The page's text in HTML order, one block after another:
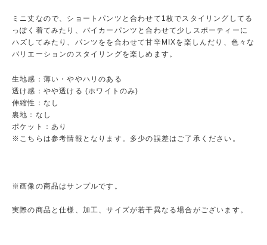
ミニ丈なので、ショートパンツと合わせて1枚でスタイリングしてる
っぽく着てみたり、バイカーパンツと合わせて少しスポーティーに
ハズしてみたり、パンツをを合わせて甘辛MIXを楽しんだり、色々な
バリエーションのスタイリングを楽しめます。
生地感：薄い・ややハリのある
透け感：やや透ける (ホワイトのみ)
伸縮性：なし
裏地：なし
ポケット：あり
※こちらは参考情報となります。多少の誤差はご了承ください。
※画像の商品はサンプルです。
実際の商品と仕様、加工、サイズが若干異なる場合がございます。